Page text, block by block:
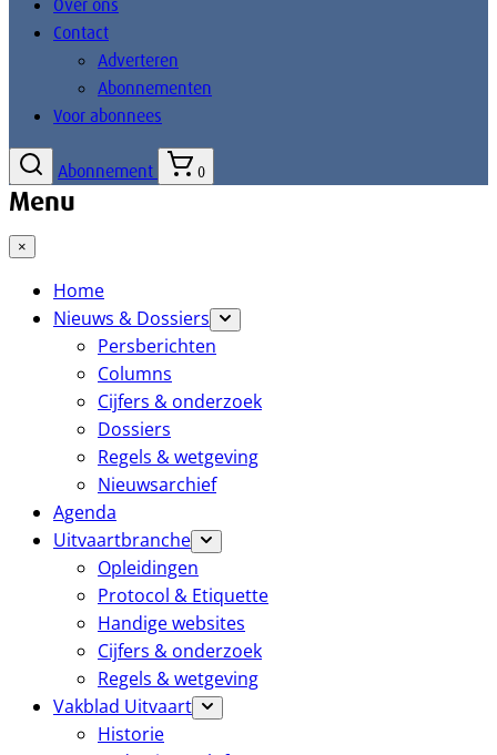
Over ons
Contact
Adverteren
Abonnementen
Voor abonnees
Abonnement 0
Menu
×
Home
Nieuws & Dossiers
Persberichten
Columns
Cijfers & onderzoek
Dossiers
Regels & wetgeving
Nieuwsarchief
Agenda
Uitvaartbranche
Opleidingen
Protocol & Etiquette
Handige websites
Cijfers & onderzoek
Regels & wetgeving
Vakblad Uitvaart
Historie